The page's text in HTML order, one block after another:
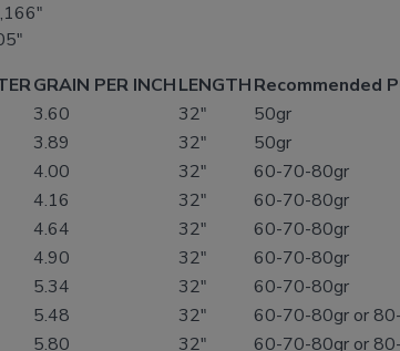
GRAIN PER INCHLENGTHRecommended
3.60 32"
50gr
3.89 32"
50gr
4.00 32"
60-70-80gr
4.16 32"
60-70-80gr
4.64 32"
60-70-80gr
4.90 32"
60-70-80gr
5.34 32"
60-70-80gr
5.48 32"
60-70-80gr or
5.80 32"
60-70-80gr or